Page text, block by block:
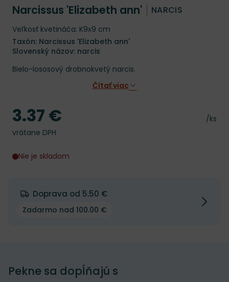
Narcissus 'Elizabeth ann' NARCIS
Veľkosť kvetináča: K9x9 cm
Taxón: Narcissus 'Elizabeth ann'
Slovenský názov: narcis
Bielo-lososový drobnokvetý narcis.
Čítať viac
Cena
/ks
Cena
3.37 €
vrátane DPH
Nie je skladom
Doprava od 5.50 €
Zadarmo nad 100.00 €
Pekne sa dopĺňajú s